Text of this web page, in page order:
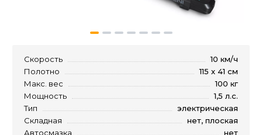
Скорость
10 км/ч
Полотно
115 х 41 см
Макс. вес
100 кг
Мощность
1,5 л.с.
Тип
электрическая
Складная
нет, плоская
Автосмазка
нет